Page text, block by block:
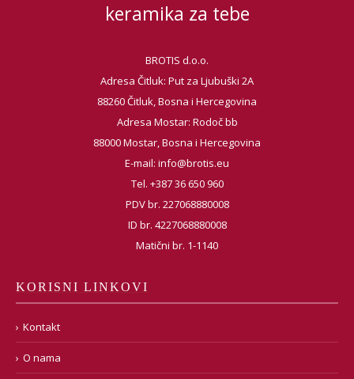
keramika za tebe
BROTIS d.o.o.
Adresa Čitluk: Put za Ljubuški 2A
88260 Čitluk, Bosna i Hercegovina
Adresa Mostar: Rodoč bb
88000 Mostar, Bosna i Hercegovina
E-mail: info@brotis.eu
Tel. +387 36 650 960
PDV br. 227068880008
ID br. 4227068880008
Matični br. 1-1140
KORISNI LINKOVI
Kontakt
O nama